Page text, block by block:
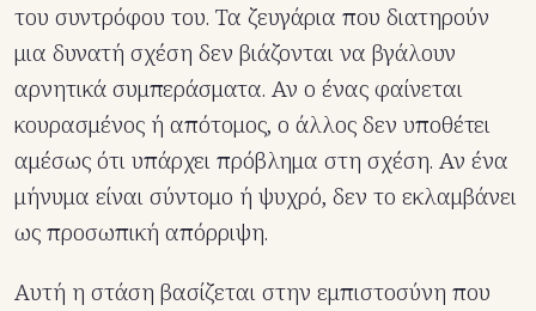
του συντρόφου του. Τα ζευγάρια που διατηρούν
μια δυνατή σχέση δεν βιάζονται να βγάλουν
αρνητικά συμπεράσματα. Αν ο ένας φαίνεται
κουρασμένος ή απότομος, ο άλλος δεν υποθέτει
αμέσως ότι υπάρχει πρόβλημα στη σχέση. Αν ένα
μήνυμα είναι σύντομο ή ψυχρό, δεν το εκλαμβάνει
ως προσωπική απόρριψη.
Αυτή η στάση βασίζεται στην εμπιστοσύνη που